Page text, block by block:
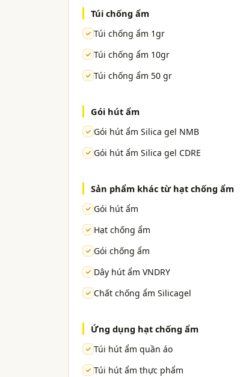
Túi chống ẩm
Túi chống ẩm 1gr
Túi chống ẩm 10gr
Túi chống ẩm 50 gr
Gói hút ẩm
Gói hút ẩm Silica gel NMB
Gói hút ẩm Silica gel CDRE
Sản phẩm khác từ hạt chống ẩm
Gói hút ẩm
Hạt chống ẩm
Gói chống ẩm
Dây hút ẩm VNDRY
Chất chống ẩm Silicagel
Ứng dụng hạt chống ẩm
Túi hút ẩm quần áo
Túi hút ẩm thực phẩm